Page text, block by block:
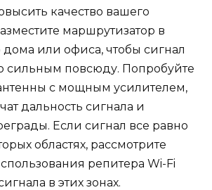
качество вашего
маршрутизатор в
или офиса, чтобы сигнал
сильным повсюду. Попробуйте
с мощным усилителем,
дальность сигнала и
Если сигнал все равно
областях, рассмотрите
репитера Wi-Fi
в этих зонах.